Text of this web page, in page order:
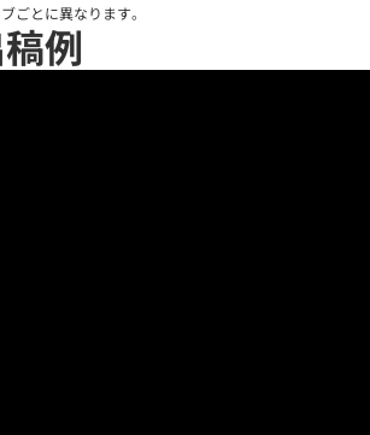
ごとに異なります。
例